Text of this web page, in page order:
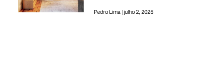
Pedro Lima julho 2, 2025